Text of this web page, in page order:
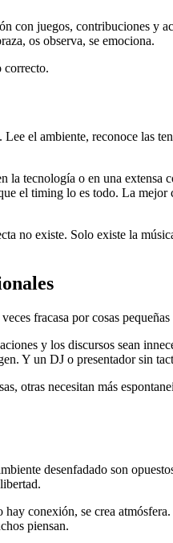
con juegos, contribuciones y
os observa, se emociona.
correcto.
el ambiente, reconoce las
la tecnología o en una extensa
el timing lo es todo. La
no existe. Solo existe la
fracasa por cosas
y los discursos sean
Y un DJ o presentador sin
otras necesitan más
desenfadado son
conexión, se crea
piensan.